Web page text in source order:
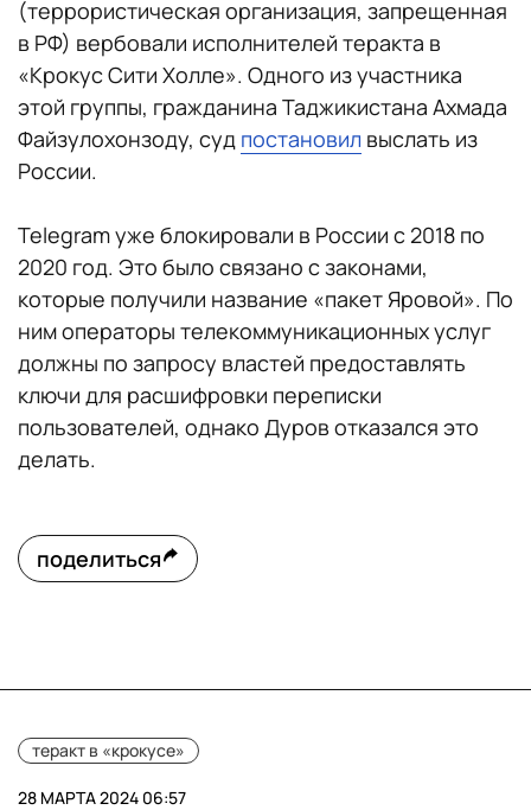
(террористическая организация, запрещенная
в РФ) вербовали исполнителей теракта в
«Крокус Сити Холле». Одного из участника
этой группы, гражданина Таджикистана Ахмада
Файзулохонзоду, суд постановил выслать из
России.
Telegram уже блокировали в России с 2018 по
2020 год. Это было связано с законами,
которые получили название «пакет Яровой». По
ним операторы телекоммуникационных услуг
должны по запросу властей предоставлять
ключи для расшифровки переписки
пользователей, однако Дуров отказался это
делать.
поделиться
теракт в «крокусе»
28 МАРТА 2024 06:57